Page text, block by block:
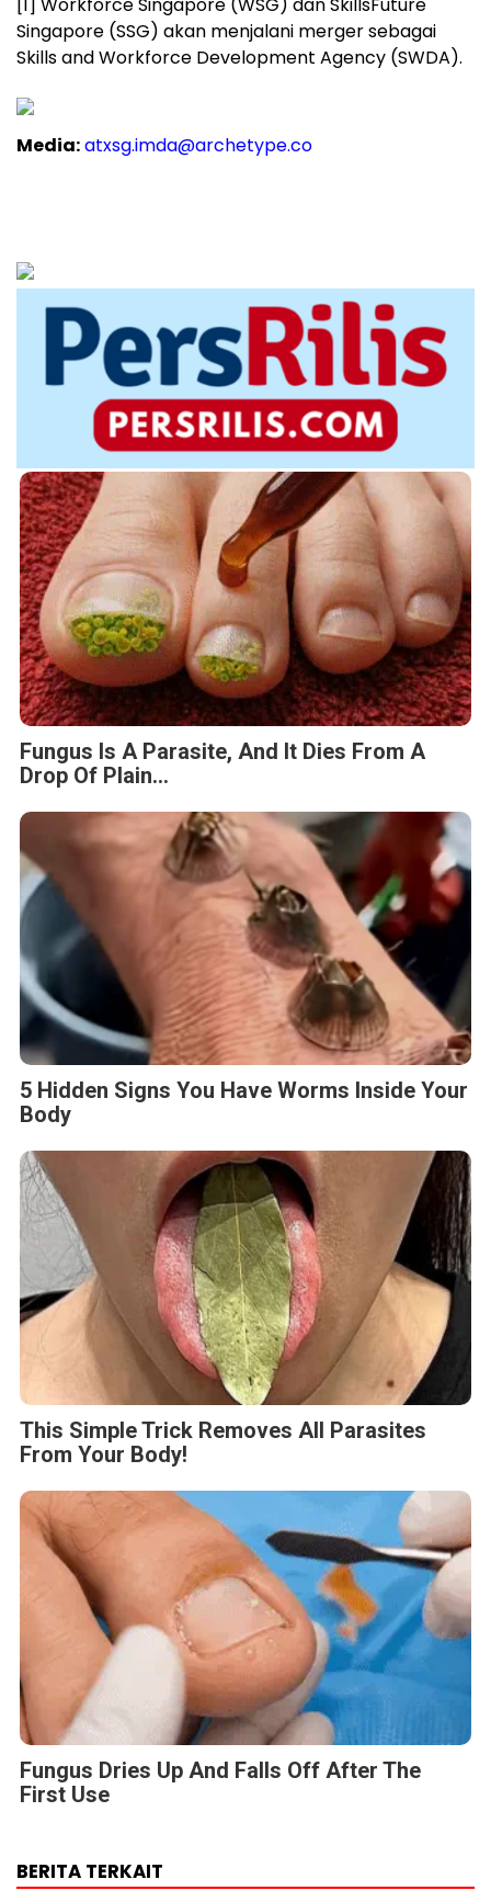
Singapore (SSG) akan menjalani merger sebagai
Skills and Workforce Development Agency (SWDA).
Media:atxsg.imda@archetype.co
Fungus Is A Parasite, And It Dies From A
Drop Of Plain...
5 Hidden Signs You Have Worms Inside Your
Body
This Simple Trick Removes All Parasites
From Your Body!
Fungus Dries Up And Falls Off After The
First Use
BERITA TERKAIT